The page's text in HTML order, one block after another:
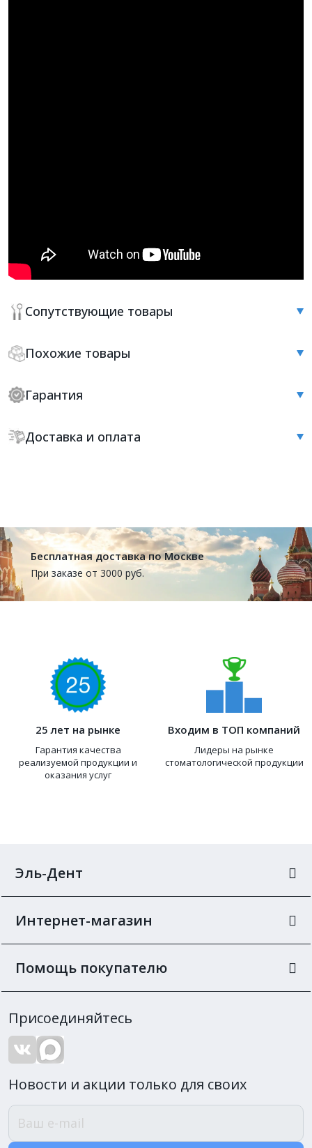
Сопутствующие товары
Похожие товары
Гарантия
Доставка и оплата
Бесплатная доставка по Москве
При заказе от 3000 руб.
25 лет на рынке
Гарантия качества
реализуемой продукции и
оказания услуг
Входим в ТОП компаний
Лидеры на рынке
стоматологической продукции
Эль-Дент
Интернет-магазин
Помощь покупателю
Присоединяйтесь
Новости и акции только для своих